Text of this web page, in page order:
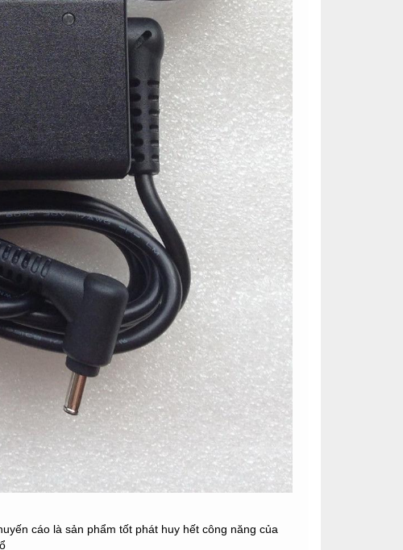
cáo là sản phẩm tốt phát huy hết công năng của